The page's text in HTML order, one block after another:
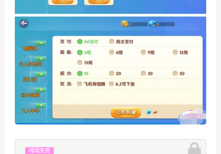
嘎嘎免费